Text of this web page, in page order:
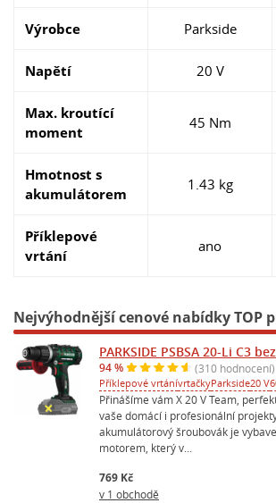
Výrobce Parkside
Napětí 20 V
Max. kroutící
moment
45 Nm
Hmotnost s
akumulátorem
1.43 kg
Příklepové
vrtání
ano
Nejvýhodnější cenové nabídky TOP
PARKSIDE PSBSA 20-Li C3
94 % (310 hodnocení)
Příklepové vrtánívrtačkyParkside20 V
Přinášíme vám X 20 V Team,
vaše domácí i profesionální
akumulátorový šroubovák je
motorem, který v...
769 Kč
v 1 obchodě